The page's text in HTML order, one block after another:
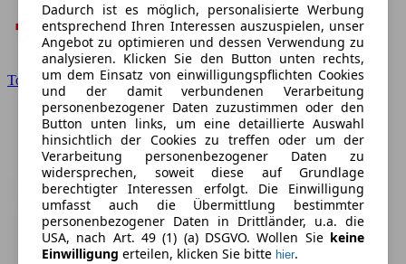
Toyota
Dadurch ist es möglich, personalisierte Werbung
entsprechend Ihren Interessen auszuspielen, unser
Angebot zu optimieren und dessen Verwendung zu
analysieren. Klicken Sie den Button unten rechts,
um dem Einsatz von einwilligungspflichten Cookies
und der damit verbundenen Verarbeitung
personenbezogener Daten zuzustimmen oder den
Button unten links, um eine detaillierte Auswahl
hinsichtlich der Cookies zu treffen oder um der
Verarbeitung personenbezogener Daten zu
widersprechen, soweit diese auf Grundlage
berechtigter Interessen erfolgt. Die Einwilligung
umfasst auch die Übermittlung bestimmter
personenbezogener Daten in Drittländer, u.a. die
USA, nach Art. 49 (1) (a) DSGVO. Wollen Sie keine
Einwilligung erteilen, klicken Sie bitte hier.